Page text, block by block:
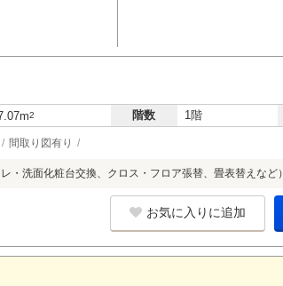
2 階数 1階
間取り図有り
・洗面化粧台交換、クロス・フロア張替、畳表替えなど）
お気に入りに追加